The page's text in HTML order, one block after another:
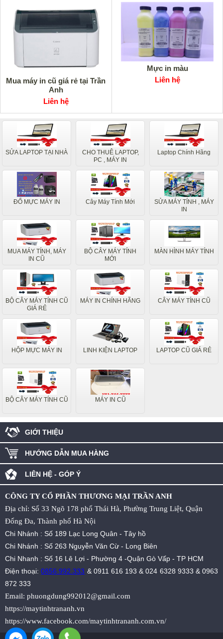
Mua máy in cũ giá rẻ tại Trần
Anh
Liên hệ
Mực in màu
Liên hệ
SỬA LAPTOP TẠI NHÀ
CHO THUÊ LAPTOP,
PC , MÁY IN
Laptop Chính Hãng
ĐỔ MỰC MÁY IN Cây Máy Tính Mới
SỬA MÁY TÍNH , MÁY
IN
MUA MÁY TÍNH, MÁY
IN CŨ
BỘ CÂY MÁY TÍNH
MỚI
MÀN HÌNH MÁY TÍNH
BỘ CÂY MÁY TÍNH CŨ
GIÁ RẺ
MÁY IN CHÍNH HÃNG CÂY MÁY TÍNH CŨ
HỘP MỰC MÁY IN LINH KIỆN LAPTOP LAPTOP CŨ GIÁ RẺ
BỘ CÂY MÁY TÍNH CŨ MÁY IN CŨ
GIỚI THIỆU
HƯỚNG DẪN MUA HÀNG
LIÊN HỆ - GÓP Ý
CÔNG TY CỔ PHẦN THƯƠNG MẠI TRẦN ANH
Địa chỉ: Số 33 Ngõ 178 phố Thái Hà, Phường Trung Liệt, Quận
Đống Đa, Thành phố Hà Nội
Chi Nhánh : Số 189 Lạc Long Quân - Tây hồ
Chi Nhánh : Số 263 Nguyễn Văn Cừ - Long Biên
Chi Nhanh : Số 16 Lê Lợi - Phường 4 -Quận Gò Vấp - TP HCM
Điện thoại:0856.992.333 & 0911 616 193 &024 6328 9333 &0963
872 333
Email: phuongdung992012@gmail.com
https://maytinhtrananh.vn
https://www.facebook.com/maytinhtrananh.com.vn/